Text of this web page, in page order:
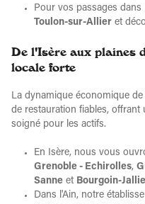
Pour vos passages dans
Toulon-sur-Allier et
De l'Isère aux plaines
locale forte
La dynamique économique
de restauration fiables, offrant
soigné pour les actifs.
En Isère, nous vous
Grenoble - Echirolles,
Sanne et Bourgoin-
Dans l'Ain, notre